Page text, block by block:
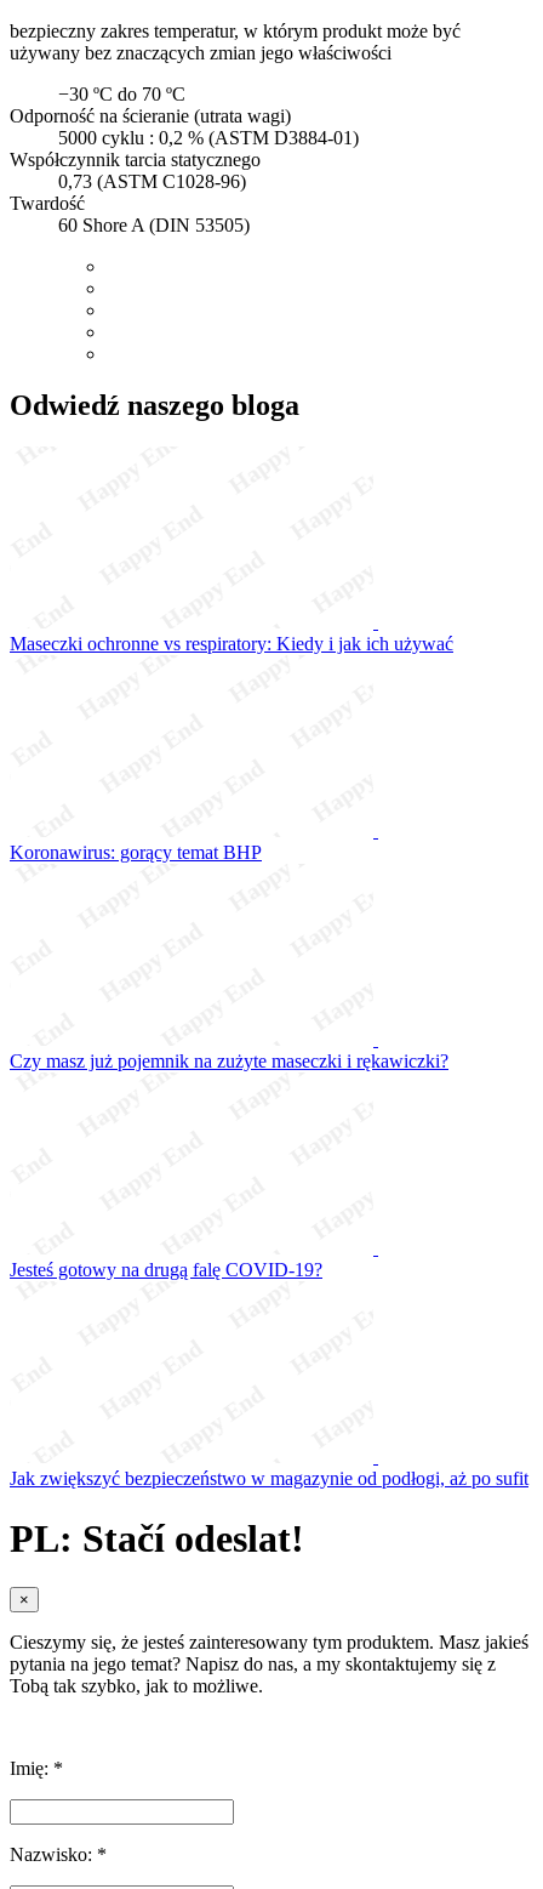
bezpieczny zakres temperatur, w którym produkt może być
używany bez znaczących zmian jego właściwości
−30 ºC do 70 ºC
Odporność na ścieranie (utrata wagi)
5000 cyklu : 0,2 % (ASTM D3884-01)
Współczynnik tarcia statycznego
0,73 (ASTM C1028-96)
Twardość
60 Shore A (DIN 53505)
Odwiedź naszego bloga
Maseczki ochronne vs respiratory: Kiedy i jak ich używać
Koronawirus: gorący temat BHP
Czy masz już pojemnik na zużyte maseczki i rękawiczki?
Jesteś gotowy na drugą falę COVID-19?
Jak zwiększyć bezpieczeństwo w magazynie od podłogi, aż po sufit
PL: Stačí odeslat!
×
Cieszymy się, że jesteś zainteresowany tym produktem. Masz jakieś
pytania na jego temat? Napisz do nas, a my skontaktujemy się z
Tobą tak szybko, jak to możliwe.
Imię: *
Nazwisko: *